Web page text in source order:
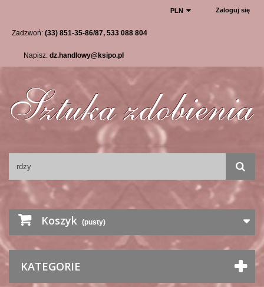
Zaloguj się
PLN
Zadzwoń: (33) 851-35-86/87, 533 088 804
Napisz: dz.handlowy@ksipo.pl
Koszyk (pusty)
KATEGORIE